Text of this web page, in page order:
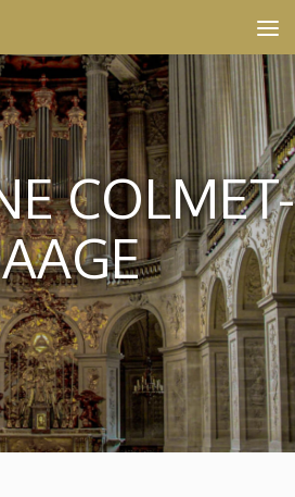
COLMET-